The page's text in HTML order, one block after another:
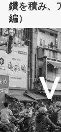
鑽を積み、
編）